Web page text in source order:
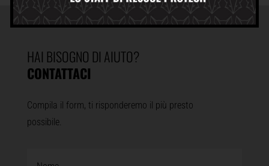
HAI BISOGNO DI AIUTO?
CONTATTACI
Compila il form, ti risponderemo il più presto
possibile.